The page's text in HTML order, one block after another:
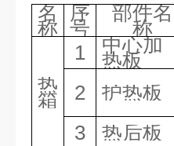
名
称
序
号
部件名
称
热
箱
1 中心加
热板
2
护热板
3
热后板